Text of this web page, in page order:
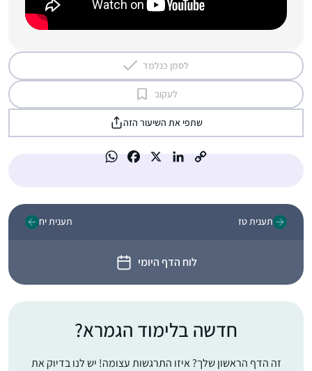
לסמן כנלמד
לעקוב
שתפי את השיעור הזה
תענית טז
לוח הדף היומי
תענית יח
חדשה בלימוד הגמרא?
זה הדף הראשון שלך? איזו התרגשות עצומה! יש לנו בדיוק את